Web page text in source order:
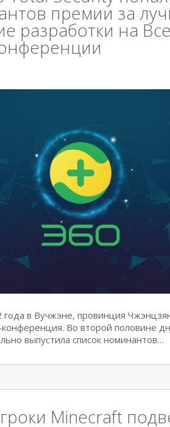
премии за
разработки на
года в Вучжэне, провинция
Во второй половине
выпустила список номинантов…
Minecraft